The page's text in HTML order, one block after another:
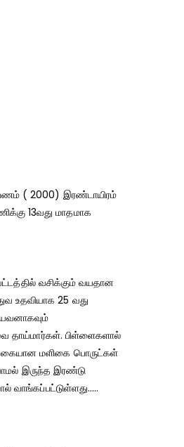
பணம் ( 2000) இரண்டாயிரம்
13வது மாதமாக
வசிக்கும் வயதான
உதவியாக 25 வது
தாய்மார்கள். பிள்ளைகளால்
வகையான மளிகை பொருட்கள்
இருந்த இரண்டு
வாங்கப்பட்டுள்ளது…..